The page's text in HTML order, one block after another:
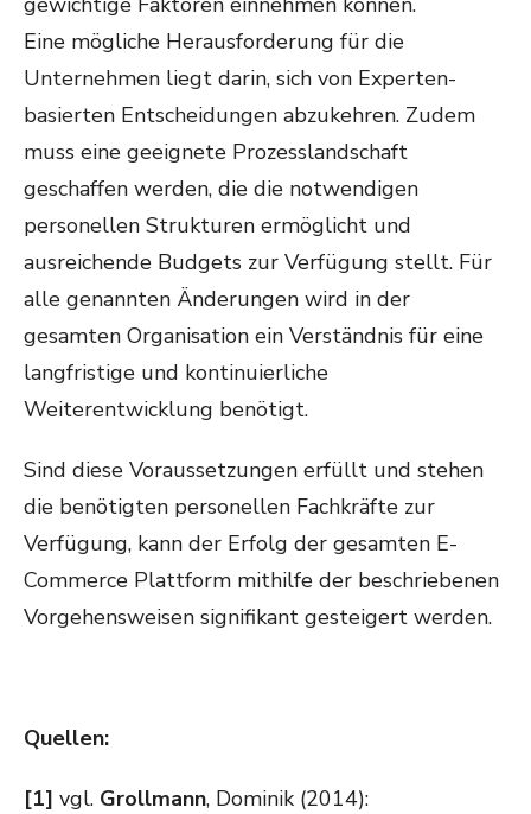
Eine mögliche Herausforderung für die
Unternehmen liegt darin, sich von Experten-
basierten Entscheidungen abzukehren. Zudem
muss eine geeignete Prozesslandschaft
geschaffen werden, die die notwendigen
personellen Strukturen ermöglicht und
ausreichende Budgets zur Verfügung stellt. Für
alle genannten Änderungen wird in der
gesamten Organisation ein Verständnis für eine
langfristige und kontinuierliche
Weiterentwicklung benötigt.
Sind diese Voraussetzungen erfüllt und stehen
die benötigten personellen Fachkräfte zur
Verfügung, kann der Erfolg der gesamten E-
Commerce Plattform mithilfe der beschriebenen
Vorgehensweisen signifikant gesteigert werden.
Quellen:
[1] vgl. Grollmann, Dominik (2014):